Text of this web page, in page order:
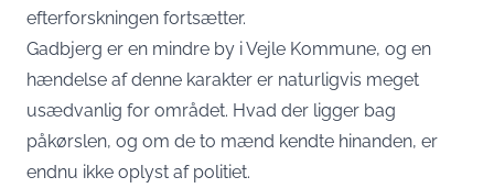
efterforskningen fortsætter.
Gadbjerg er en mindre by i Vejle Kommune, og en
hændelse af denne karakter er naturligvis meget
usædvanlig for området. Hvad der ligger bag
påkørslen, og om de to mænd kendte hinanden, er
endnu ikke oplyst af politiet.